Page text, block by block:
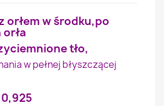
orłem w środku,po
tło,
w pełnej błyszczącej